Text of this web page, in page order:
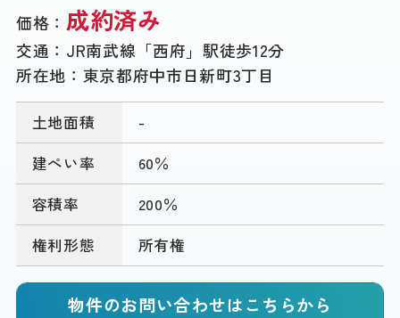
価格： 成約済み
交通： JR南武線「西府」駅徒歩12分
所在地： 東京都府中市日新町3丁目
土地面積
-
建ぺい率
60％
容積率
200％
権利形態
所有権
物件のお問い合わせはこちらから